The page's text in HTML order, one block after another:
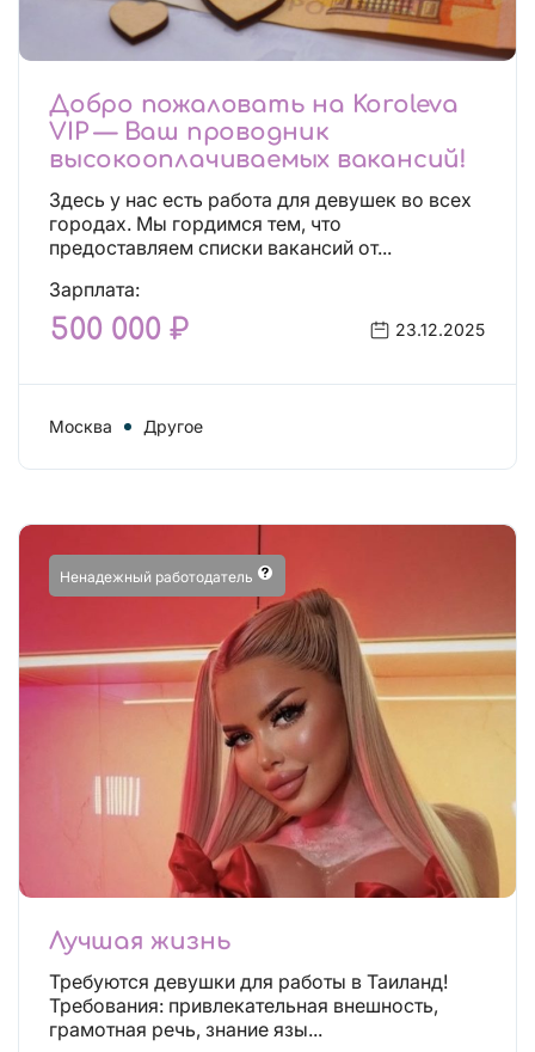
Добро пожаловать на Koroleva
VIP — Ваш проводник
высокооплачиваемых вакансий!
Здесь у нас есть работа для девушек во всех
городах. Мы гордимся тем, что
предоставляем списки вакансий от...
Зарплата:
500 000 ₽ 23.12.2025
Москва Другое
Ненадежный работодатель
Лучшая жизнь
Требуются девушки для работы в Таиланд!
Требования: привлекательная внешность,
грамотная речь, знание язы...